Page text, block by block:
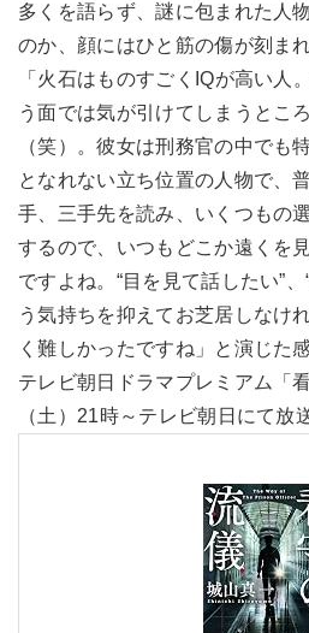
多くを語らず、謎に包まれた人
のか、顔にはひと筋の傷が刻ま
「火石はものすごくIQが高い人
う面では気が引けてしまうとこ
（笑）。彼女は刑務官の中でも
となれない立ち位置の人物で、
手、三手先を読み、いくつもの
するので、いつもどこか遠くを
ですよね。“目を見て話したい”
う気持ちを抑えてお芝居しなけ
く難しかったですね」と演じた
テレビ朝日ドラマプレミアム「
（土）21時～テレビ朝日にて放